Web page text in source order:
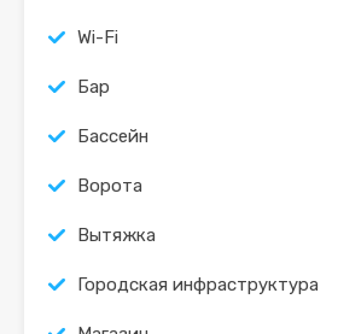
Wi-Fi
Бар
Бассейн
Ворота
Вытяжка
Городская инфраструктура